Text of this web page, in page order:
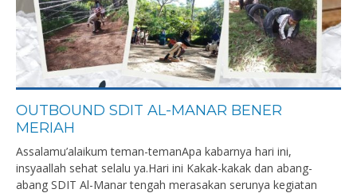
OUTBOUND SDIT AL-MANAR BENER
MERIAH
Assalamu’alaikum teman-temanApa kabarnya hari ini,
insyaallah sehat selalu ya.Hari ini Kakak-kakak dan abang-
abang SDIT Al-Manar tengah merasakan serunya kegiatan